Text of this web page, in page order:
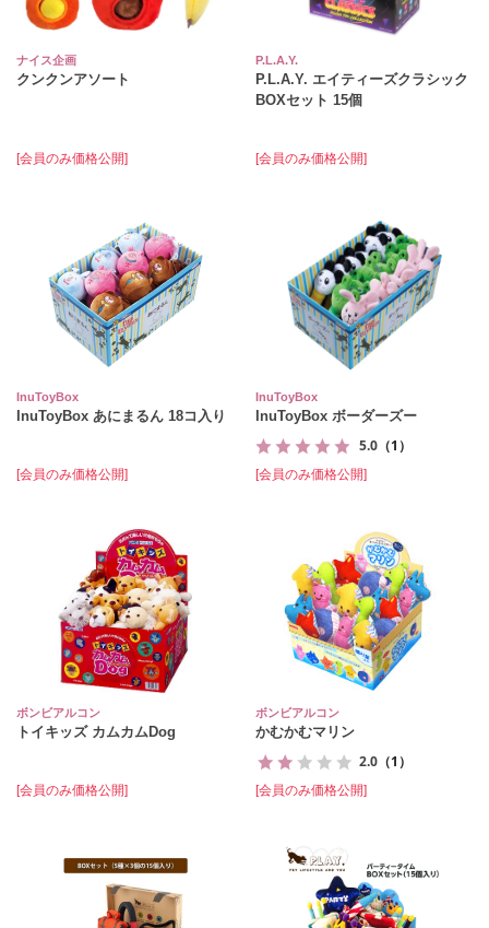
ナイス企画
クンクンアソート
[会員のみ価格公開]
P.L.A.Y.
P.L.A.Y. エイティーズクラシック
BOXセット 15個
[会員のみ価格公開]
InuToyBox
InuToyBox あにまるん 18コ入り
[会員のみ価格公開]
InuToyBox
InuToyBox ボーダーズー
5.0 （1）
[会員のみ価格公開]
ボンビアルコン
トイキッズ カムカムDog
[会員のみ価格公開]
ボンビアルコン
かむかむマリン
2.0 （1）
[会員のみ価格公開]